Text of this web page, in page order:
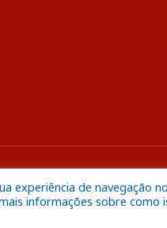
experiência de navegação
informações sobre como